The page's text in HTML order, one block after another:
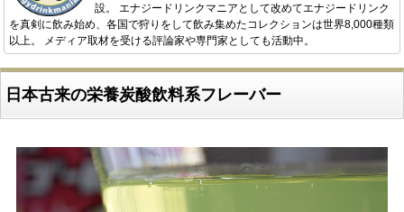
設。 エナジードリンクマニアとして改めてエナジードリンク
を真剣に飲み始め、各国で狩りをして飲み集めたコレクションは世界8,000種類
以上。 メディア取材を受ける評論家や専門家としても活動中。
日本古来の栄養炭酸飲料系フレーバー